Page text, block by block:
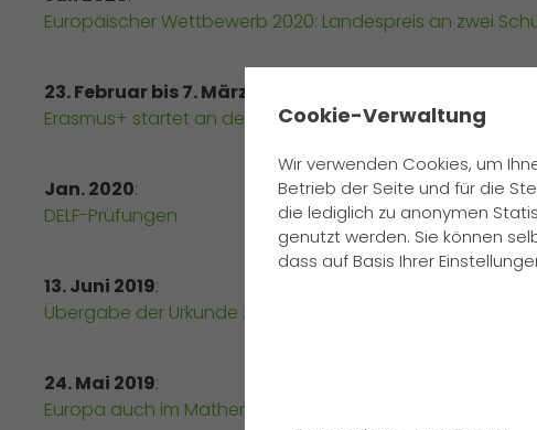
Europäischer Wettbewerb 2020: Landespreis an zwei
23. Februar bis 7. März 2020
Erasmus+ startet an der GFS mit Dr. Timo Feierabend
Jan. 2020:
DELF-Prüfungen
13. Juni 2019:
Übergabe der Urkunde zur Re-Zertifizierung der GFS als
24. Mai 2019:
Europa auch im Mathematikunterricht
Cookie-Verwaltung
Wir verwenden Cookies, um
Betrieb der Seite und für die
die lediglich zu anonymen
genutzt werden. Sie können
dass auf Basis Ihrer
✖